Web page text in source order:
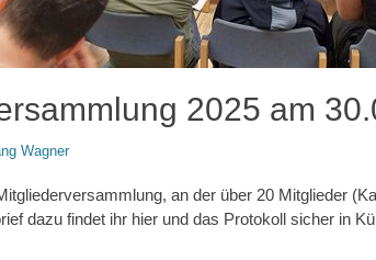
2025 am
Wagner
an der über 20 Mitglieder
dazu findet ihr hier und das Protokoll sicher in